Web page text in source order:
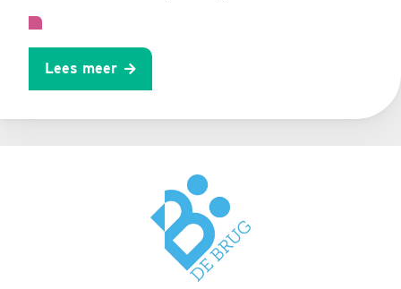
Lees meer